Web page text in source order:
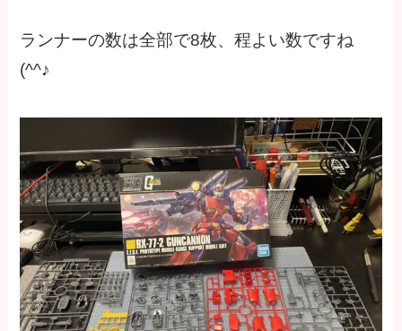
ランナーの数は全部で8枚、程よい数ですね
(^^♪